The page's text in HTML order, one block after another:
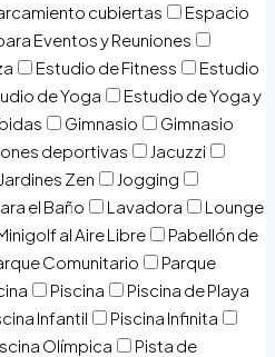
cubiertas
Espacio
Eventos y Reuniones
Estudio de Fitness
Estudio
de Yoga
Estudio de Yoga y
Gimnasio
Gimnasio
deportivas
Jacuzzi
Jardines Zen
Jogging
el Baño
Lavadora
Lounge
al Aire Libre
Pabellón de
Comunitario
Parque
Piscina
Piscina de Playa
Infantil
Piscina Infinita
Olímpica
Pista de